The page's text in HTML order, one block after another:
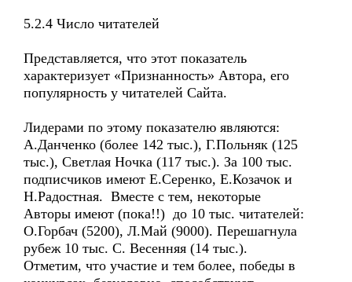
5.2.4 Число читателей
Представляется, что этот показатель
характеризует «Признанность» Автора, его
популярность у читателей Сайта.
Лидерами по этому показателю являются:
А.Данченко (более 142 тыс.), Г.Польняк (125
тыс.), Светлая Ночка (117 тыс.). За 100 тыс.
подписчиков имеют Е.Серенко, Е.Козачок и
Н.Радостная. Вместе с тем, некоторые
Авторы имеют (пока!!) до 10 тыс. читателей:
О.Горбач (5200), Л.Май (9000). Перешагнула
рубеж 10 тыс. С. Весенняя (14 тыс.).
Отметим, что участие и тем более, победы в